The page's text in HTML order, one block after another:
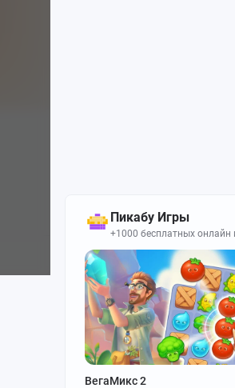
Пикабу Игры
+1000 бесплатных онлайн
ВегаМикс 2